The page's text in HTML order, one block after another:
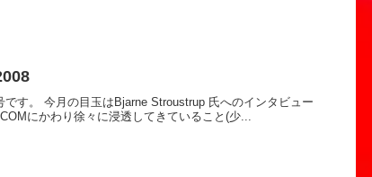
す。 今月の目玉はBjarne Stroustrup 氏へのインタビュー
にかわり徐々に浸透してきていること(少...